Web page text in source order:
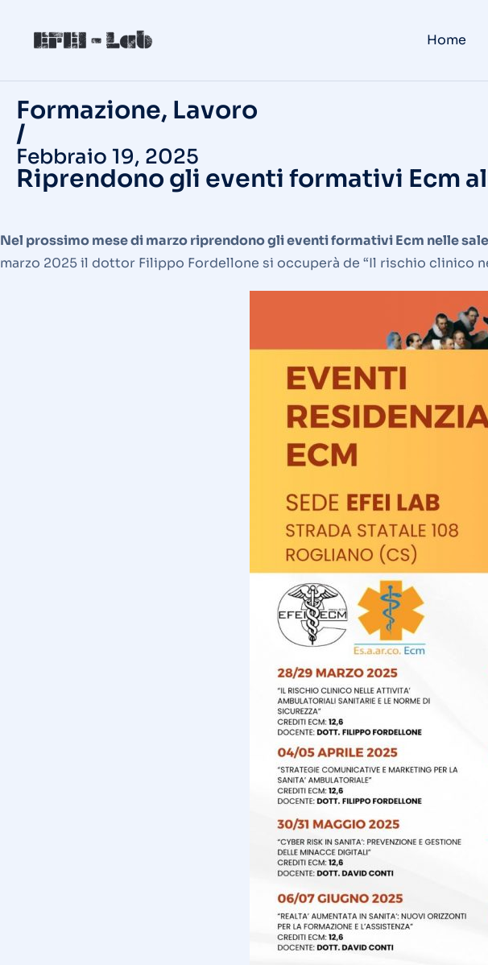
Home
Formazione, Lavoro
/
Febbraio 19, 2025
Riprendono gli eventi formativi Ecm
Nel prossimo mese di marzo riprendono gli eventi formativi Ecm nelle
marzo 2025 il dottor Filippo Fordellone si occuperà de “Il rischio clinico